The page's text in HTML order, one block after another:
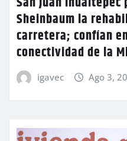
Sheinbaum la
carretera; confían
conectividad de la
igavec Ago 3,